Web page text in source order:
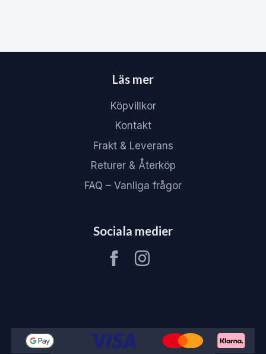
Läs mer
Köpvillkor
Kontakt
Frakt & Leverans
Returer & Återköp
FAQ – Vanliga frågor
Sociala medier